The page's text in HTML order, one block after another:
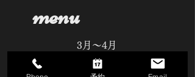
menu
3月〜4月
いちごのムースタルト